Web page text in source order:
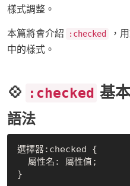
樣式調整。
本篇將會介紹 :checked ，
中的樣式。
💠 :checked 基
語法
選擇器:checked {